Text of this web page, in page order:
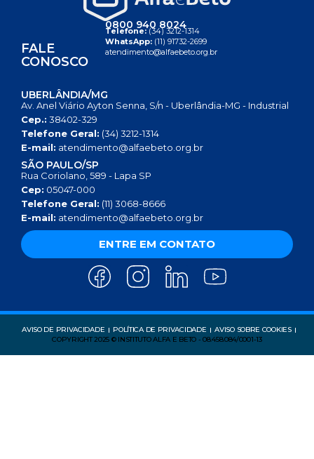
FALE
CONOSCO
0800 940 8024
Telefone:(34) 3212-1314
WhatsApp: (11) 91732-2699
atendimento@alfaebeto.org.br
UBERLÂNDIA/MG
Av. Anel Viário Ayton Senna, S/n - Uberlândia-MG - Industrial
Cep.: 38402-329
Telefone Geral: (34) 3212-1314
E-mail: atendimento@alfaebeto.org.br
SÃO PAULO/SP
Rua Coriolano, 589 - Lapa SP
Cep: 05047-000
Telefone Geral: (11) 3068-8666
E-mail: atendimento@alfaebeto.org.br
ENTRE EM CONTATO
AVISO DE PRIVACIDADE POLÍTICA DE PRIVACIDADE
AVISO SOBRE COOKIES
COPYRIGHT 2025 © INSTITUTO ALFA E BETO - 08.458.084/0001-13